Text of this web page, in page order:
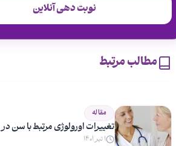
نوبت دهی آنلاین
مطالب مرتبط
مقاله
تغییرات اورولوژی مرتبط با سن در
۱ تیر ۱۴۰۱